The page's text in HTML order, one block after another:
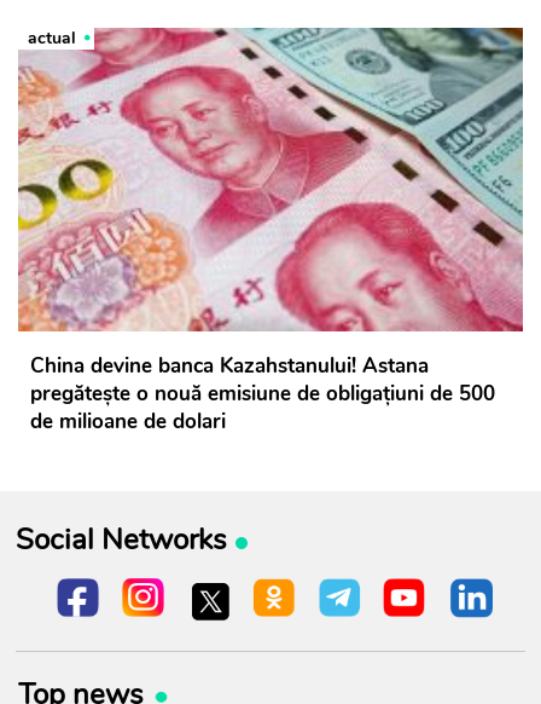
actual
China devine banca Kazahstanului! Astana
pregătește o nouă emisiune de obligațiuni de 500
de milioane de dolari
Social Networks
Top news